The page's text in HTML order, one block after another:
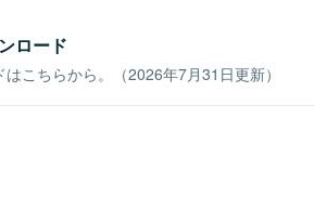
ロード
こちらから。（2026年7月31日更新）